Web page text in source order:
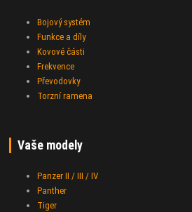
Bojový systém
Funkce a díly
Kovové části
Frekvence
Převodovky
Torzní ramena
Vaše modely
Panzer II / III / IV
Panther
Tiger